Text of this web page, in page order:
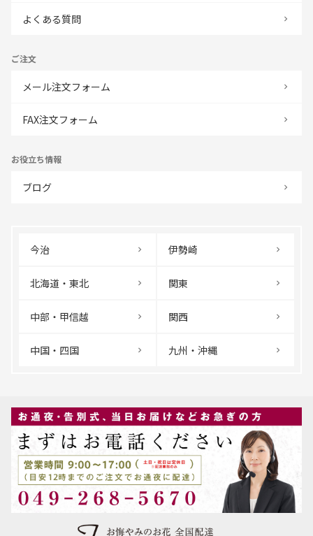
よくある質問
ご注文
メール注文フォーム
FAX注文フォーム
お役立ち情報
ブログ
今治 伊勢崎
北海道・東北 関東
中部・甲信越 関西
中国・四国 九州・沖縄